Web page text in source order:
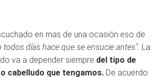
en mas de una ocasión eso de
todos días hace que se ensucie antes". La
va a depender siempre del tipo de
cabelludo que tengamos. De acuerdo